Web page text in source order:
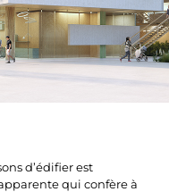
d’édifier est
qui confère à